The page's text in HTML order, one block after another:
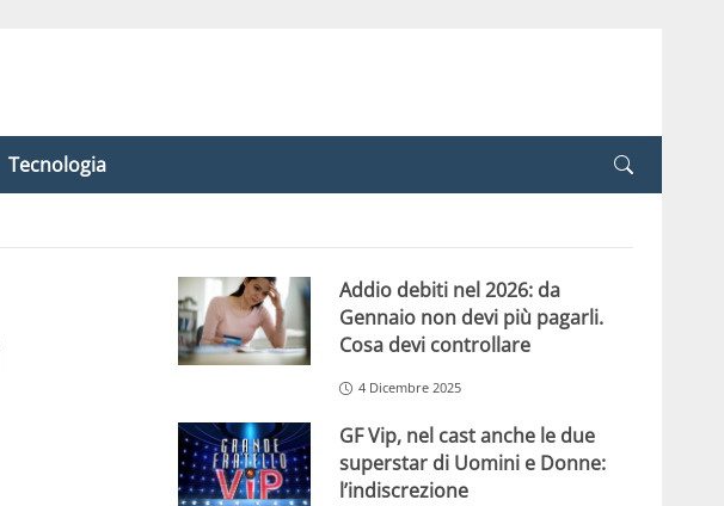
Tecnologia
Addio debiti nel 2026: da
Gennaio non devi più pagarli.
Cosa devi controllare
4 Dicembre 2025
GF Vip, nel cast anche le due
superstar di Uomini e Donne:
l’indiscrezione